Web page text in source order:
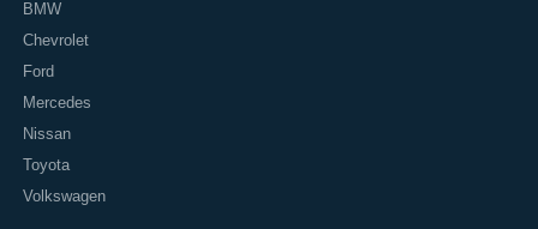
BMW
Chevrolet
Ford
Mercedes
Nissan
Toyota
Volkswagen